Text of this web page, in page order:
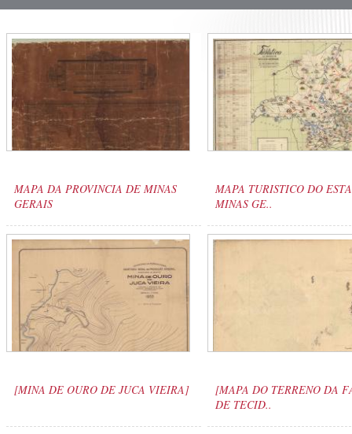
MAPA DA PROVINCIA DE MINAS
GERAIS
MAPA TURISTICO DO
MINAS GE..
[MINA DE OURO DE JUCA VIEIRA]
[MAPA DO TERRENO DA
DE TECID..